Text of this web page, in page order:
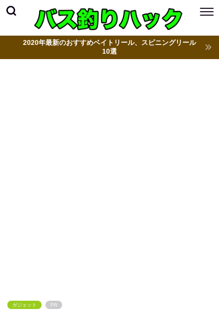
2020年最新のおすすめベイトリール、スピニングリール
10選
ガジェット PR